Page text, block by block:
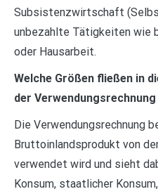
Subsistenzwirtschaft
unbezahlte Tätigkeiten wie
oder Hausarbeit.
Welche Größen fließen in
der Verwendungsrechnung
Die Verwendungsrechnung
Bruttoinlandsprodukt von
verwendet wird und sieht
Konsum, staatlicher